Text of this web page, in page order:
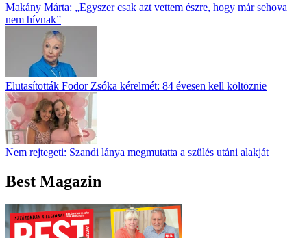
Makány Márta: „Egyszer csak azt vettem észre, hogy már sehova
nem hívnak”
Elutasították Fodor Zsóka kérelmét: 84 évesen kell költöznie
Nem rejtegeti: Szandi lánya megmutatta a szülés utáni alakját
Best Magazin